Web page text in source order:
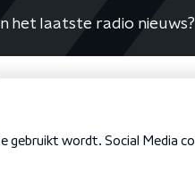
het laatste radio nieuws?